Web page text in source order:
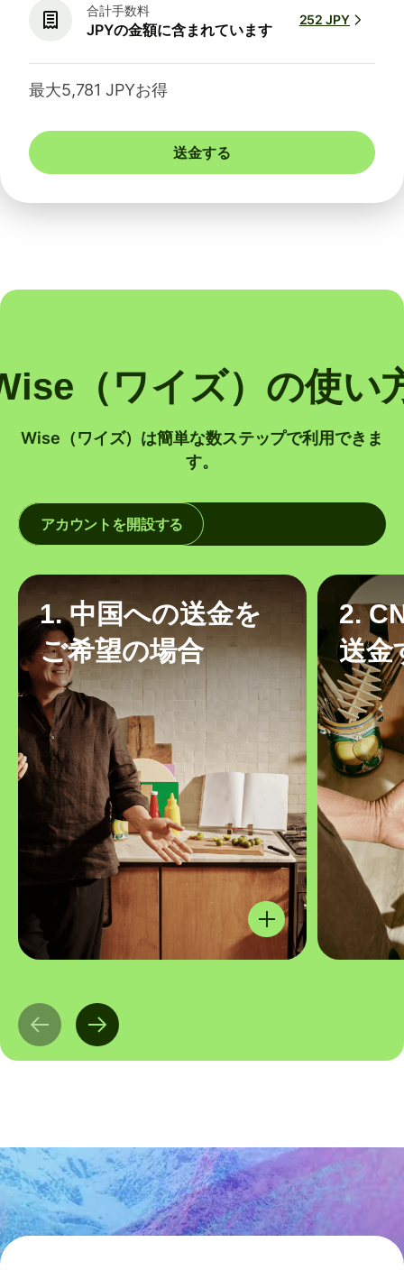
合計手数料
JPYの金額に含まれています
252 JPY
最大5,781 JPYお得
送金する
（ワイズ）の使い
Wise（ワイズ）は簡単な数ステップで利用できま
す。
アカウントを開設する
1. 中国への送金を
ご希望の場合
2.
送金